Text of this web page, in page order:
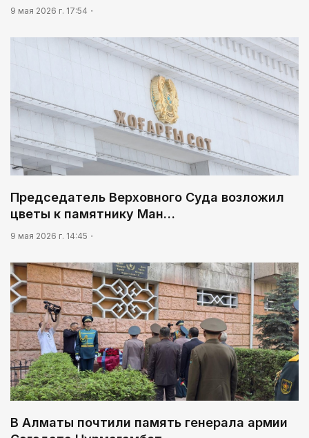
9 мая 2026 г. 17:54
Председатель Верховного Суда возложил
цветы к памятнику Ман…
9 мая 2026 г. 14:45
В Алматы почтили память генерала армии